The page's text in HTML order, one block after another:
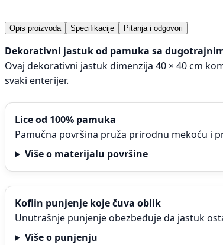
Opis proizvoda Specifikacije Pitanja i odgovori
Dekorativni jastuk od pamuka sa
Ovaj dekorativni jastuk dimenzija 40 × 40 cm
svaki enterijer.
Lice od 100% pamuka
Pamučna površina pruža prirodnu mekoću i
Više o materijalu površine
Koflin punjenje koje čuva oblik
Unutrašnje punjenje obezbeđuje da jastuk
Više o punjenju